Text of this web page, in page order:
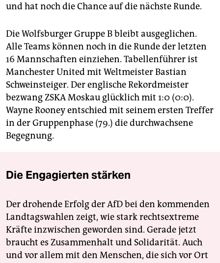
und hat noch die Chance auf die nächste Runde.
Die Wolfsburger Gruppe B bleibt ausgeglichen.
Alle Teams können noch in die Runde der letzten
16 Mannschaften einziehen. Tabellenführer ist
Manchester United mit Weltmeister Bastian
Schweinsteiger. Der englische Rekordmeister
bezwang ZSKA Moskau glücklich mit 1:0 (0:0).
Wayne Rooney entschied mit seinem ersten Treffer
in der Gruppenphase (79.) die durchwachsene
Begegnung.
Die Engagierten stärken
Der drohende Erfolg der AfD bei den kommenden
Landtagswahlen zeigt, wie stark rechtsextreme
Kräfte inzwischen geworden sind. Gerade jetzt
braucht es Zusammenhalt und Solidarität. Auch
und vor allem mit den Menschen, die sich vor Ort